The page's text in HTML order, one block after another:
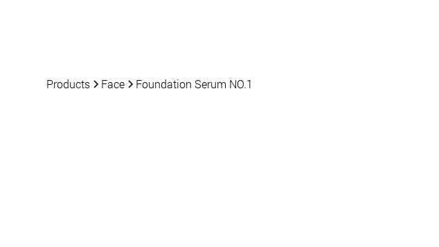
Products Face Foundation Serum NO.1